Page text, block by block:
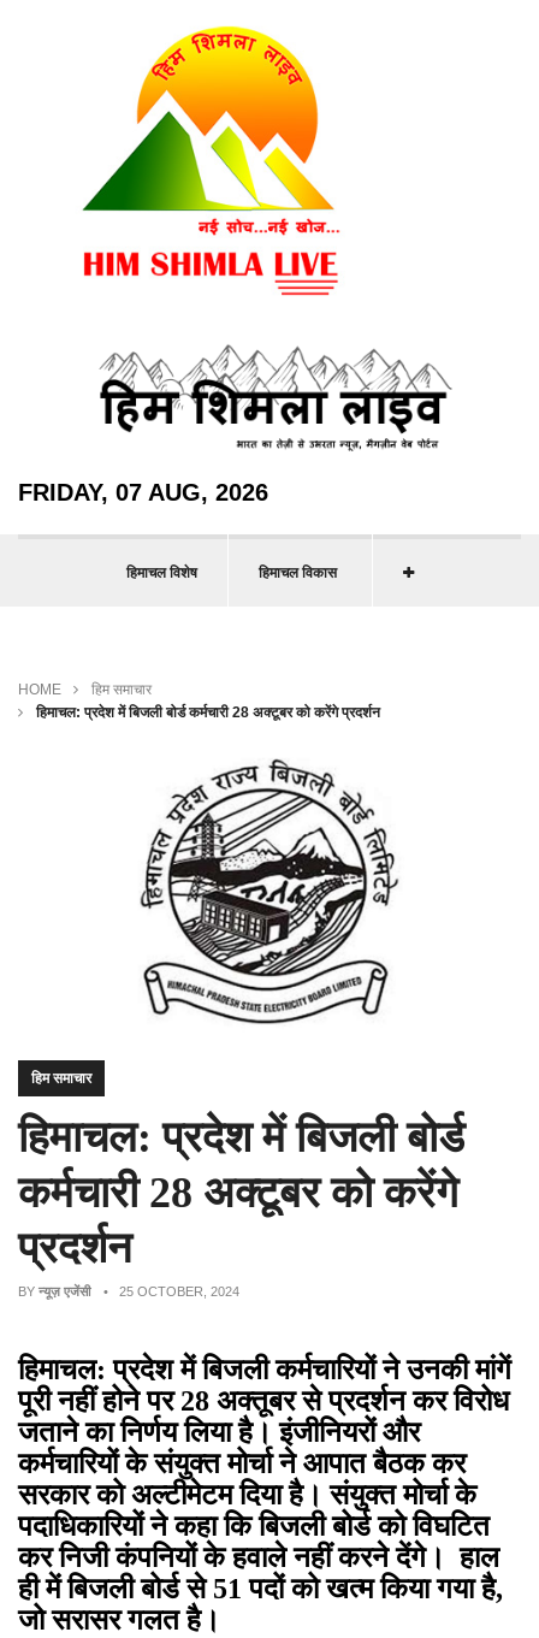
FRIDAY, 07 AUG, 2026
हिमाचल विशेष हिमाचल विकास
HOME
हिम समाचार
हिमाचल: प्रदेश में बिजली बोर्ड कर्मचारी 28 अक्टूबर को करेंगे प्रदर्शन
हिम समाचार
हिमाचल: प्रदेश में बिजली बोर्ड
कर्मचारी 28 अक्टूबर को करेंगे
प्रदर्शन
BY न्यूज़ एजेंसी • 25 OCTOBER, 2024
हिमाचल: प्रदेश में बिजली कर्मचारियों ने उनकी मांगें
पूरी नहीं होने पर 28 अक्तूबर से प्रदर्शन कर विरोध
जताने का निर्णय लिया है। इंजीनियरों और
कर्मचारियों के संयुक्त मोर्चा ने आपात बैठक कर
सरकार को अल्टीमेटम दिया है। संयुक्त मोर्चा के
पदाधिकारियों ने कहा कि बिजली बोर्ड को विघटित
कर निजी कंपनियों के हवाले नहीं करने देंगे। हाल
ही में बिजली बोर्ड से 51 पदों को खत्म किया गया है,
जो सरासर गलत है।